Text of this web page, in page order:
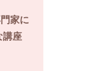
家に
講座